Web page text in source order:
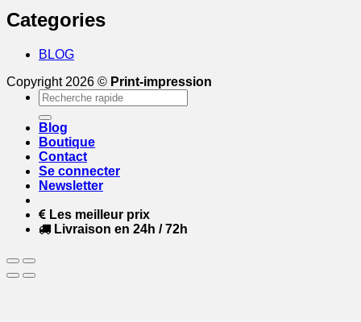
Categories
BLOG
Copyright 2026 © Print-impression
Recherche
pour :
Blog
Boutique
Contact
Se connecter
Newsletter
Les meilleur prix
Livraison en 24h / 72h